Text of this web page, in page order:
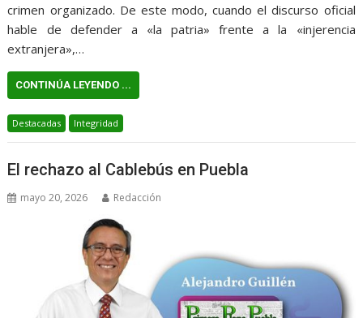
crimen organizado. De este modo, cuando el discurso oficial
hable de defender a «la patria» frente a la «injerencia
extranjera»,…
CONTINÚA LEYENDO ...
Destacadas Integridad
El rechazo al Cablebús en Puebla
mayo 20, 2026 Redacción